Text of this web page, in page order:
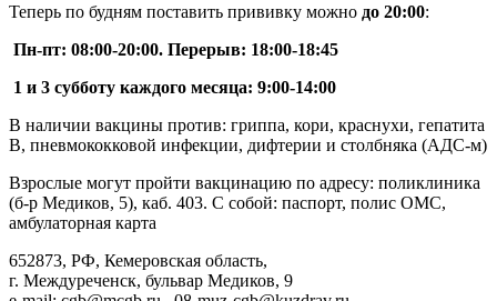
Теперь по будням поставить прививку можно до 20:00:
Пн-пт: 08:00-20:00. Перерыв: 18:00-18:45
1 и 3 субботу каждого месяца: 9:00-14:00
В наличии вакцины против: гриппа, кори, краснухи, гепатита
В, пневмококковой инфекции, дифтерии и столбняка (АДС-м)
Взрослые могут пройти вакцинацию по адресу: поликлиника
(б-р Медиков, 5), каб. 403. С собой: паспорт, полис ОМС,
амбулаторная карта
652873, РФ, Кемеровская область,
г. Междуреченск, бульвар Медиков, 9